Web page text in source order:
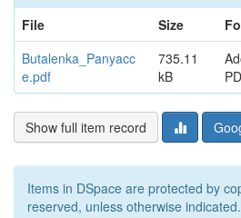
File
Size
Butalenka_Panyacc
e.pdf
735.11
kB
Show full item record
Items in DSpace are protected by
reserved, unless otherwise indicated.